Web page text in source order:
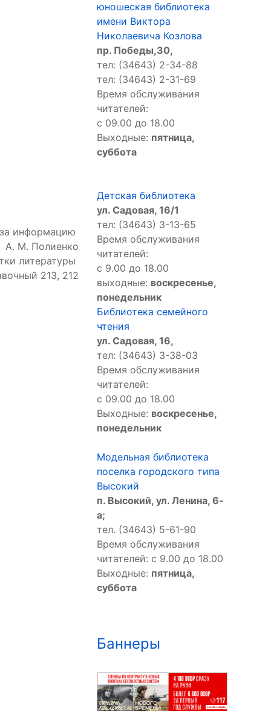
информацию
А. М. Полиенко
литературы
213, 212
юношеская библиотека
имени Виктора
Николаевича Козлова
пр. Победы,30,
тел: (34643) 2-34-88
тел: (34643) 2-31-69
Время обслуживания
читателей:
с 09.00 до 18.00
Выходные: пятница,
суббота
Детская библиотека
ул. Садовая, 16/1
тел: (34643) 3-13-65
Время обслуживания
читателей:
с 9.00 до 18.00
выходные: воскресенье,
понедельник
Библиотека семейного
чтения
ул. Садовая, 16,
тел: (34643) 3-38-03
Время обслуживания
читателей:
с 09.00 до 18.00
Выходные: воскресенье,
понедельник
Модельная библиотека
поселка городского типа
Высокий
п. Высокий, ул. Ленина, 6-
а;
тел. (34643) 5-61-90
Время обслуживания
читателей: с 9.00 до 18.00
Выходные: пятница,
суббота
Баннеры